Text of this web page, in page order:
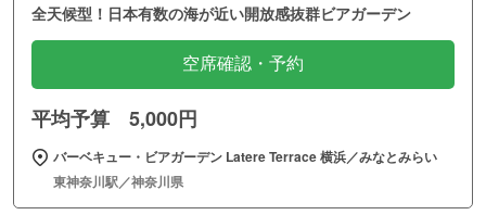
全天候型！日本有数の海が近い開放感抜群ビアガーデン
空席確認・予約
平均予算 5,000円
バーベキュー・ビアガーデン Latere Terrace 横浜／みなとみらい
東神奈川駅／神奈川県